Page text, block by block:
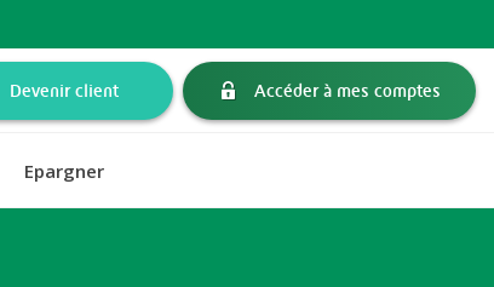
Devenir client Accéder à mes comptes
Epargner